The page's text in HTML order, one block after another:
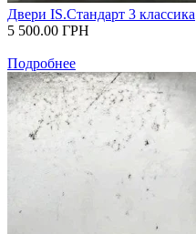
Двери IS.Стандарт 3 классика
5 500.00 ГРН
Подробнее